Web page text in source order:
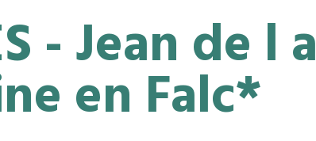
- Jean de l a
en Falc*